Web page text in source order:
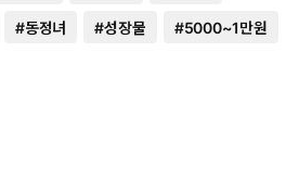
#동정녀 #성장물 #5000~1만원